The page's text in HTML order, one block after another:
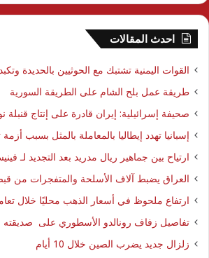
احدث المقالات
القوات اليمنية تشتبك مع الحوثيين بالحديدة
طريقة عمل بلح الشام على الطريقة السورية
صحيفة إسرائيلية: إيران قادرة على إنتاج قنبلة
إسبانيا تهدد إيطاليا بالمعاملة بالمثل بسبب
ارتياح بين جماهير ريال مدريد بعد التجديد لـ
العراق يضبط آلاف الأسلحة والمتفجرات من
ارتفاع ملحوظ في أسعار الذهب محليًا خلال
تفاصيل زفاف رونالدو الأسطوري على صديقته
زلزال جديد يضرب الصين خلال 10 أيام